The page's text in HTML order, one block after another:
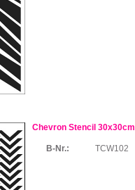
Chevron Stencil 30x30cm
B-Nr.: TCW102